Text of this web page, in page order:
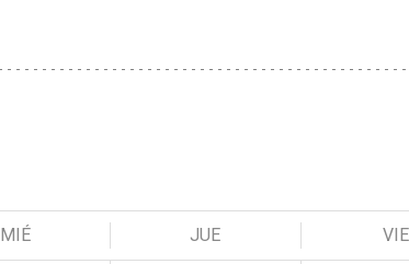
MIÉ JUE VIE